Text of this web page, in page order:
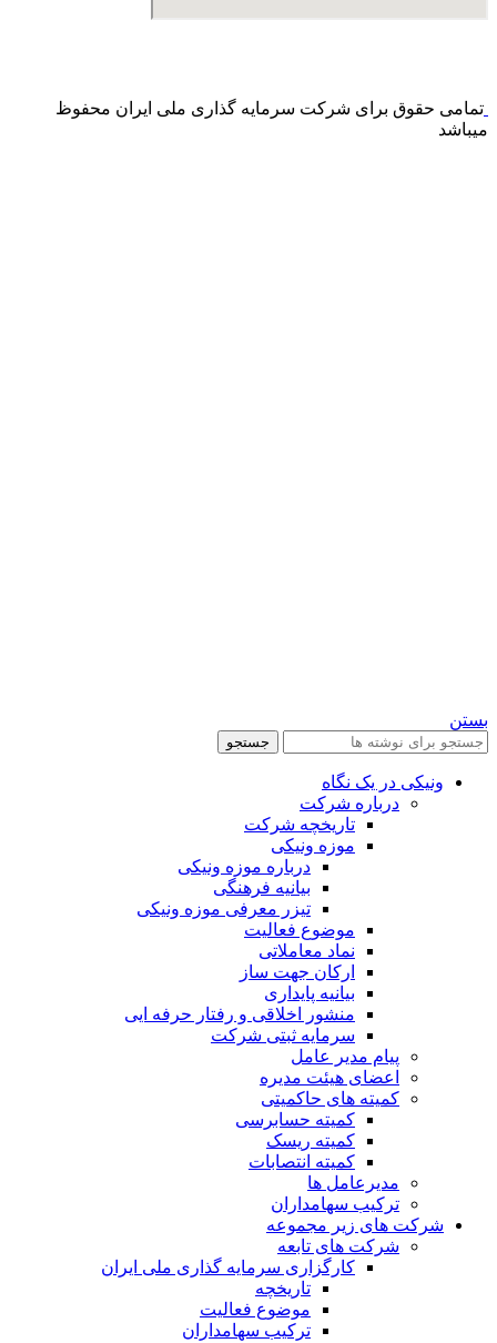
تمامی حقوق برای شرکت سرمایه گذاری ملی ایران محفوظ
میباشد
بستن
جستجو
ونیکی در یک نگاه
درباره شرکت
تاریخچه شرکت
موزه ونیکی
درباره موزه ونیکی
بیانیه فرهنگی
تیزر معرفی موزه ونیکی
موضوع فعالیت
نماد معاملاتی
ارکان جهت ساز
بیانیه پایداری
منشور اخلاقی و رفتار حرفه ایی
سرمایه ثبتی شرکت
پیام مدیر عامل
اعضای هیئت مدیره
کمیته های حاکمیتی
کمیته حسابرسی
کمیته ریسک
کمیته انتصابات
مدیرعامل ها
ترکیب سهامداران
شرکت های زیر مجموعه
شرکت های تابعه
کارگزاری سرمایه گذاری ملی ایران
تاریخچه
موضوع فعالیت
ترکیب سهامداران